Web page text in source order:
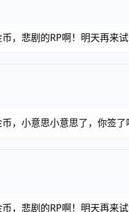
，悲剧的RP啊！明天再来试
，小意思小意思了，你签了
，悲剧的RP啊！明天再来试